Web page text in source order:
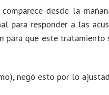
desde la
para responder a las
que este tratamiento
negó esto por lo